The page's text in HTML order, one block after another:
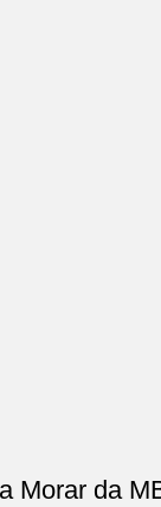
Morar da